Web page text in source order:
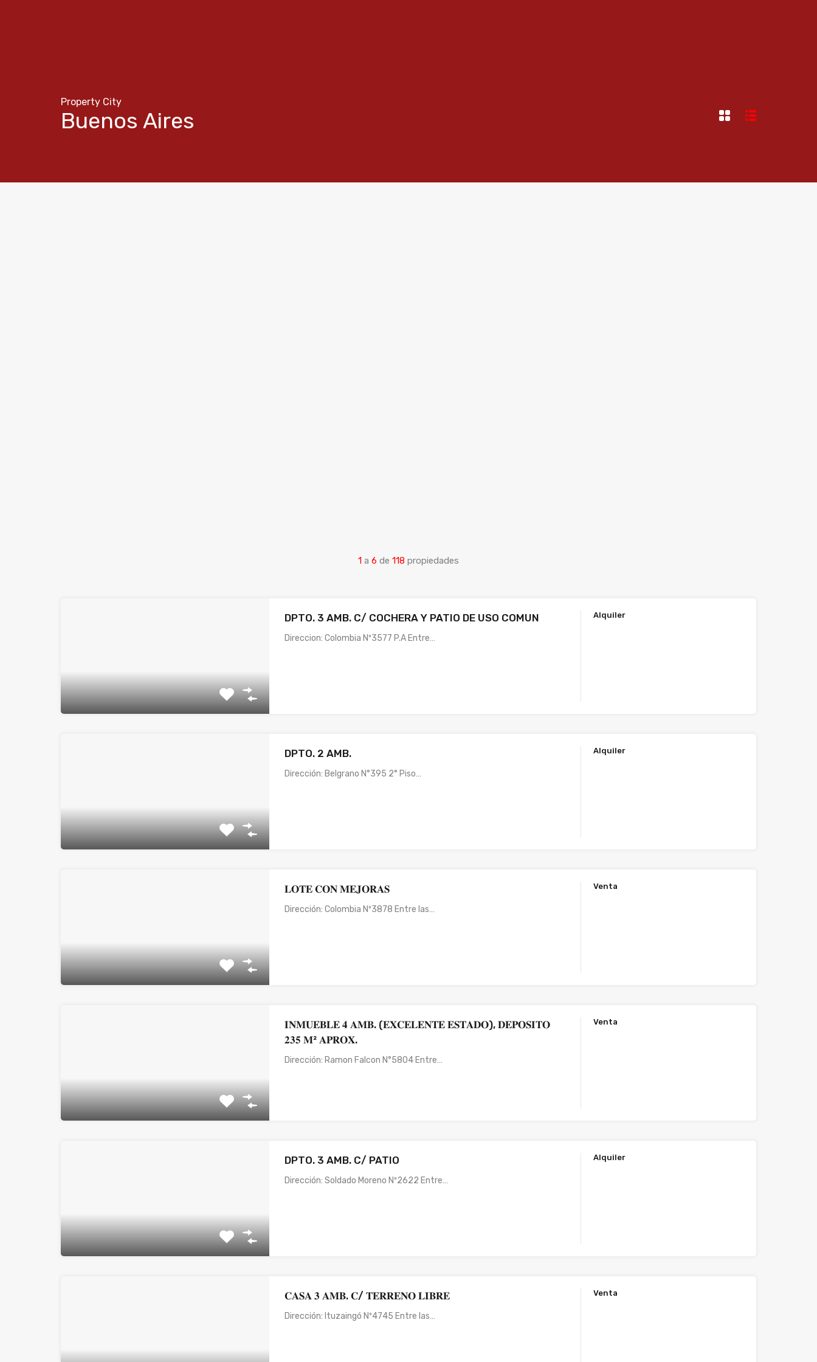
Property City
Buenos Aires
1 a 6 de 118 propiedades
DPTO. 3 AMB. C/ COCHERA Y PATIO DE USO COMUN
Direccion: Colombia Nº3577 P.A Entre…
Alquiler
DPTO. 2 AMB.
Dirección: Belgrano N°395 2° Piso…
Alquiler
𝐋𝐎𝐓𝐄 𝐂𝐎𝐍 𝐌𝐄𝐉𝐎𝐑𝐀𝐒
Dirección: Colombia Nº3878 Entre las…
Venta
𝐈𝐍𝐌𝐔𝐄𝐁𝐋𝐄 𝟒 𝐀𝐌𝐁. (𝐄𝐗𝐂𝐄𝐋𝐄𝐍𝐓𝐄 𝐄𝐒𝐓𝐀𝐃𝐎), 𝐃𝐄𝐏𝐎𝐒𝐈𝐓𝐎
𝟐𝟑𝟓 𝐌² 𝐀𝐏𝐑𝐎𝐗.
Dirección: Ramon Falcon N°5804 Entre…
Venta
DPTO. 3 AMB. C/ PATIO
Dirección: Soldado Moreno Nº2622 Entre…
Alquiler
𝐂𝐀𝐒𝐀 𝟑 𝐀𝐌𝐁. 𝐂/ 𝐓𝐄𝐑𝐑𝐄𝐍𝐎 𝐋𝐈𝐁𝐑𝐄
Dirección: Ituzaingó Nº4745 Entre las…
Venta